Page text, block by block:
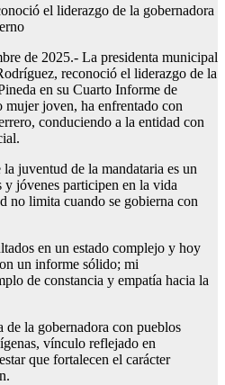
el liderazgo de la gobernadora
de 2025.- La presidenta municipal
reconoció el liderazgo de la
en su Cuarto Informe de
joven, ha enfrentado con
conduciendo a la entidad con
juventud de la mandataria es un
y jóvenes participen en la vida
no limita cuando se gobierna con
en un estado complejo y hoy
un informe sólido; mi
de constancia y empatía hacia la
de la gobernadora con pueblos
vínculo reflejado en
que fortalecen el carácter